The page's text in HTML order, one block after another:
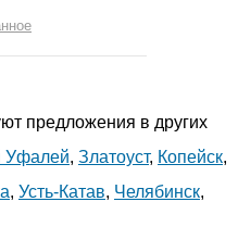
предложения в других
Уфалей, Златоуст, Копейск,
, Усть-Катав, Челябинск,